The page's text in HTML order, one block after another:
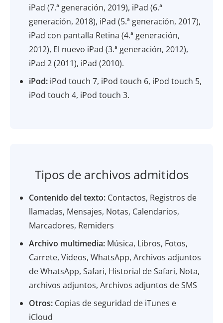
iPad (7.ª generación, 2019), iPad (6.ª
generación, 2018), iPad (5.ª generación, 2017),
iPad con pantalla Retina (4.ª generación,
2012), El nuevo iPad (3.ª generación, 2012),
iPad 2 (2011), iPad (2010).
iPod: iPod touch 7, iPod touch 6, iPod touch 5,
iPod touch 4, iPod touch 3.
Tipos de archivos admitidos
Contenido del texto: Contactos, Registros de
llamadas, Mensajes, Notas, Calendarios,
Marcadores, Remiders
Archivo multimedia: Música, Libros, Fotos,
Carrete, Videos, WhatsApp, Archivos adjuntos
de WhatsApp, Safari, Historial de Safari, Nota,
archivos adjuntos, Archivos adjuntos de SMS
Otros: Copias de seguridad de iTunes e
iCloud